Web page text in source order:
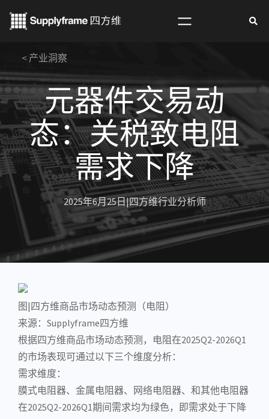
< 产业洞察
元器件交易动
态：关税致电阻
需求下降
2025年6月25日|四方维行业分析师
图|四方维商品市场动态预测（电阻 ）
来源：Supplyframe四方维
根据四方维商品市场动态预测，电阻在2025Q2-2026Q1
的市场表现可通过以下三个维度分析：
需求维度：
膜式电阻器、金属电阻器、网络电阻器、和其他电阻器
在2025Q2-2026Q1期间需求均为绿色，即需求处于下降